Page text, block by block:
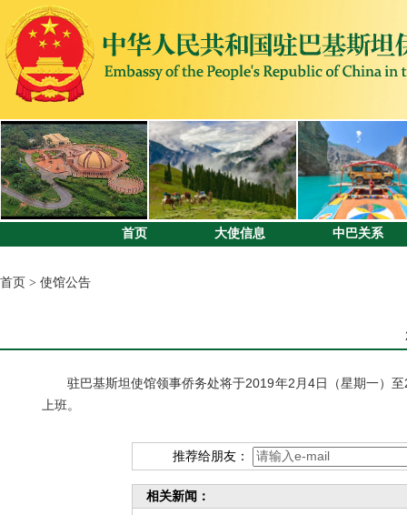
首页 大使信息 中巴关系
首页 > 使馆公告
驻巴基斯坦使馆领事侨务处将于2019年2月4日（星期一）至
上班。
推荐给朋友：
相关新闻：